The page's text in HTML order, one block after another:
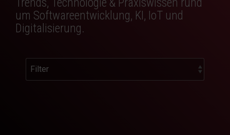
Trends, Technologie & Praxiswissen rund
um Softwareentwicklung, KI, IoT und
Digitalisierung.